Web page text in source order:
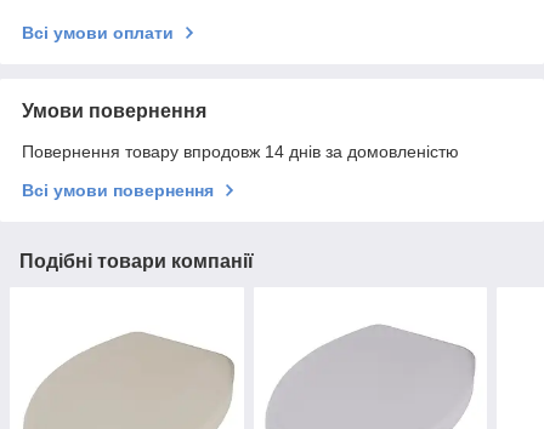
Всі умови оплати
Умови повернення
Повернення товару впродовж 14 днів за домовленістю
Всі умови повернення
Подібні товари компанії